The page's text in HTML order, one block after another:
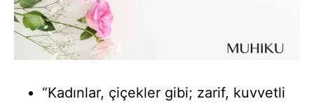
“Kadınlar, çiçekler gibi; zarif, kuvvetli